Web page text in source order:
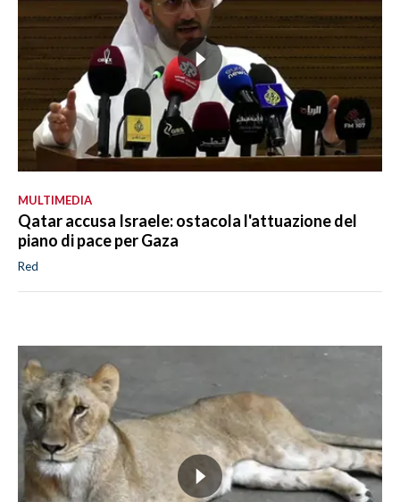
MULTIMEDIA
Qatar accusa Israele: ostacola l'attuazione del
piano di pace per Gaza
Red